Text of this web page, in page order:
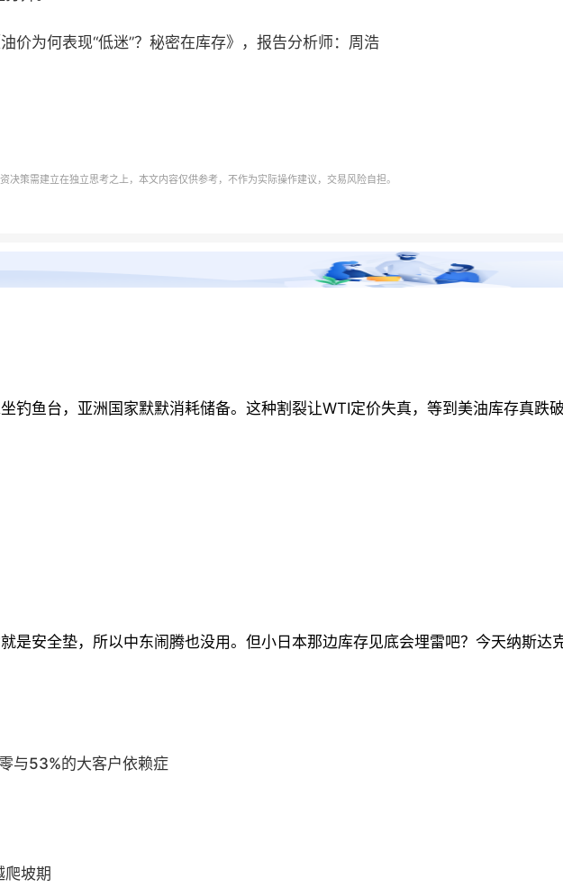
油价为何表现“低迷”？秘密在库存》，报告分析师：周浩
策需建立在独立思考之上，本文内容仅供参考，不作为实际操作建议，交易风险自担。
钓鱼台，亚洲国家默默消耗储备。这种割裂让WTI定价失真，等到美油库存真
是安全垫，所以中东闹腾也没用。但小日本那边库存见底会埋雷吧？今天纳斯达
与53%的大客户依赖症
爬坡期